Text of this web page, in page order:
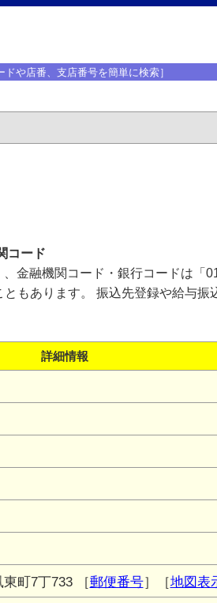
や店番、支店番号を簡単に検索］
コード
金融機関コード・銀行コードは「
もあります。 振込先登録や給与振
詳細情報
町7丁733 ［郵便番号］［地図表